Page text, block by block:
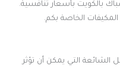
بالكويت بأسعار تنافسية.
الخاصة بكم.
التي يمكن أن تؤثر